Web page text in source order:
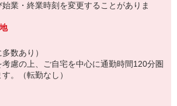
業・終業時刻を変更することがありま
数あり）
慮の上、ご自宅を中心に通勤時間120分圏
。（転勤なし）